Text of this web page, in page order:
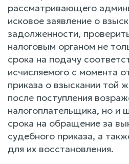
рассматривающего
исковое заявление о
задолженности,
налоговым органом не
срока на подачу
исчисляемого с момента
приказа о взыскании той
после поступления
налогоплательщика, но и
срока на обращение за
судебного приказа, а
для их восстановления.